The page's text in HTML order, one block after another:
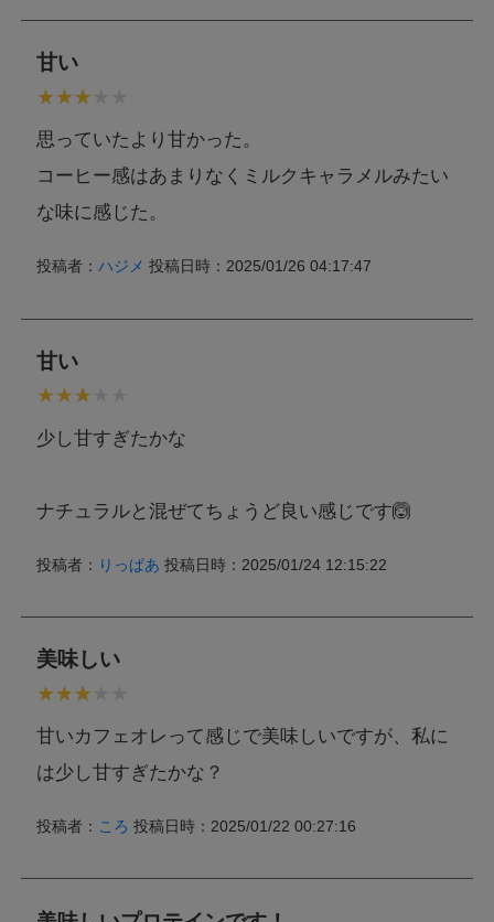
甘い
思っていたより甘かった。
コーヒー感はあまりなくミルクキャラメルみたい
な味に感じた。
投稿者：ハジメ 投稿日時：2025/01/26 04:17:47
甘い
少し甘すぎたかな
ナチュラルと混ぜてちょうど良い感じです🙆
投稿者： りっぱあ 投稿日時：2025/01/24 12:15:22
美味しい
甘いカフェオレって感じで美味しいですが、私に
は少し甘すぎたかな？
投稿者： ころ 投稿日時：2025/01/22 00:27:16